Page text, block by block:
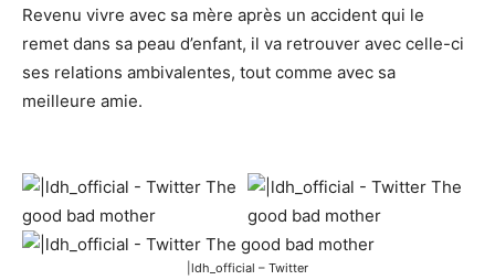
Revenu vivre avec sa mère après un accident qui le
remet dans sa peau d’enfant, il va retrouver avec celle-ci
ses relations ambivalentes, tout comme avec sa
meilleure amie.
|ldh_official – Twitter